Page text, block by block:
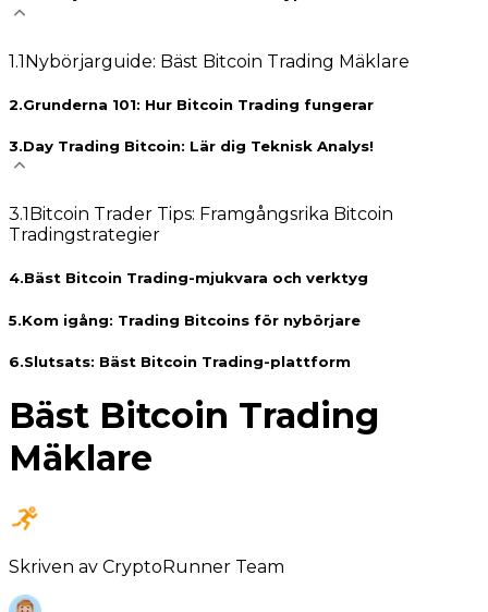
1.1Nybörjarguide: Bäst Bitcoin Trading Mäklare
2.Grunderna 101: Hur Bitcoin Trading fungerar
3.Day Trading Bitcoin: Lär dig Teknisk Analys!
3.1 Bitcoin Trader Tips: Framgångsrika Bitcoin
Tradingstrategier
4.Bäst Bitcoin Trading-mjukvara och verktyg
5.Kom igång: Trading Bitcoins för nybörjare
6.Slutsats: Bäst Bitcoin Trading-plattform
Bäst Bitcoin Trading
Mäklare
Skriven av CryptoRunner Team